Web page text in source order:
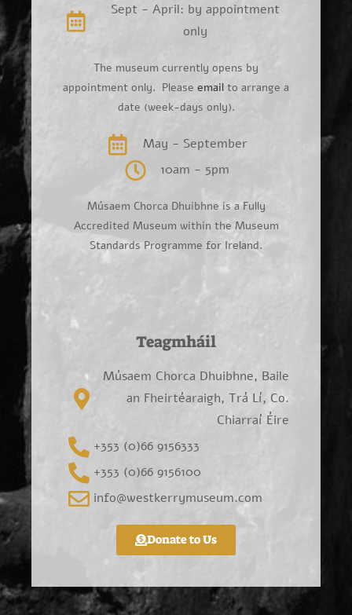
Sept - April: by appointment
only
The museum currently opens by
appointment only. Please email to arrange a
date (week-days only).
May - September
10am - 5pm
Músaem Chorca Dhuibhne is a Fully
Accredited Museum within the Museum
Standards Programme for Ireland.
Teagmháil
Músaem Chorca Dhuibhne, Baile
an Fheirtéaraigh, Trá Lí, Co.
Chiarraí Éire
+353 (0)66 9156333
+353 (0)66 9156100
info@westkerrymuseum.com
Donate to Us